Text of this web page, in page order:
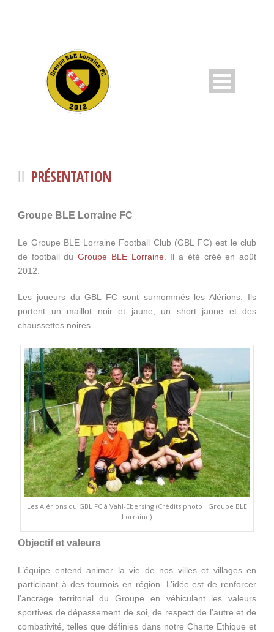
PRÉSENTATION
Groupe BLE Lorraine FC
Le Groupe BLE Lorraine Football Club (GBL FC) est le club
de football duGroupe BLE Lorraine . Il a été créé en août
2012.
Les joueurs du GBL FC sont surnommés les Alérions. Ils
portent un maillot noir et jaune, un short jaune et des
chaussettes noires.
Les Alérions du GBL FC à Vahl-Ebersing (Crédits photo : Groupe BLE
Lorraine)
Objectif et valeurs
L’équipe entend animer la vie de nos villes et villages en
participant à des tournois en région. L’idée est de renforcer
l’ancrage territorial du Groupe en véhiculant les valeurs
sportives de dépassement de soi, de respect de l’autre et de
combativité, telles que définies dans notre Charte Ethique et